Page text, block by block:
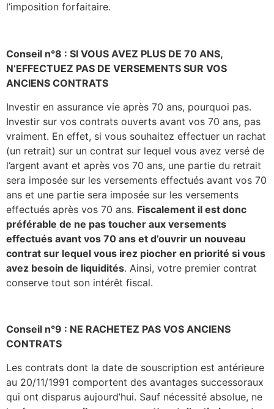
l’imposition forfaitaire.
Conseil n°8 : SI VOUS AVEZ PLUS DE 70 ANS,
N’EFFECTUEZ PAS DE VERSEMENTS SUR VOS
ANCIENS CONTRATS
Investir en assurance vie après 70 ans, pourquoi pas.
Investir sur vos contrats ouverts avant vos 70 ans, pas
vraiment. En effet, si vous souhaitez effectuer un rachat
(un retrait) sur un contrat sur lequel vous avez versé de
l’argent avant et après vos 70 ans, une partie du retrait
sera imposée sur les versements effectués avant vos 70
ans et une partie sera imposée sur les versements
effectués après vos 70 ans. Fiscalement il est donc
préférable de ne pas toucher aux versements
effectués avant vos 70 ans et d’ouvrir un nouveau
contrat sur lequel vous irez piocher en priorité si vous
avez besoin de liquidités. Ainsi, votre premier contrat
conserve tout son intérêt fiscal.
Conseil n°9 : NE RACHETEZ PAS VOS ANCIENS
CONTRATS
Les contrats dont la date de souscription est antérieure
au 20/11/1991 comportent des avantages successoraux
qui ont disparus aujourd’hui. Sauf nécessité absolue, ne